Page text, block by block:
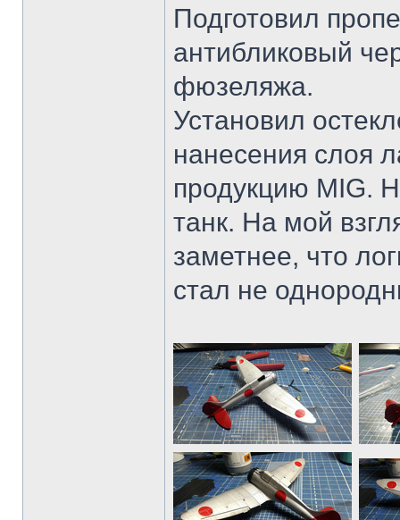
Подготовил
антибликовый
фюзеляжа.
Установил
нанесения слоя
продукцию MIG.
танк. На мой
заметнее, что
стал не